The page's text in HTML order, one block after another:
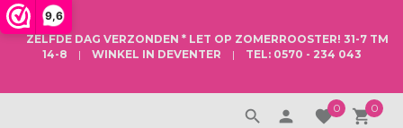
9,6
ZELFDE DAG VERZONDEN * LET OP ZOMERROOSTER! 31-7 TM
14-8
| WINKEL IN DEVENTER | TEL: 0570 - 234 043
local_grocery_store0
favorite0
search person